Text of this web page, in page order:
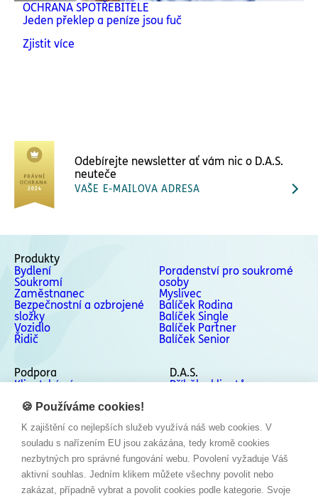
OCHRANA SPOTŘEBITELE
Jeden překlep a peníze jsou fuč
Zjistit více
Odebírejte newsletter ať vám nic o D.A.S.
neuteče
VAŠE E-MAILOVA ADRESA
Produkty
Bydlení
Soukromí
Zaměstnanec
Bezpečnostní a ozbrojené
složky
Vozidlo
Řidič
Poradenství pro soukromé
osoby
Myslivec
Balíček Rodina
Balíček Single
Balíček Partner
Balíček Senior
Podpora
Klientská zóna
Odstoupení od smlouvy
D.A.S.
Příběhy klientů
Sociální sítě
Facebook
Instagram
LinkedIn
YouTube
🍪 Používáme cookies!
K zajištění co nejlepších služeb využívá náš web cookies. V
souladu s nařízením EU jsou zakázána, tedy kromě cookies
nezbytných pro správné fungování webu. Povolení vyžaduje Váš
aktivní souhlas. Jedním klikem můžete všechny povolit nebo
zakázat, případně vybrat a povolit cookies podle kategorie. Svoje